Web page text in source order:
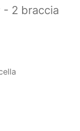
- 2 braccia